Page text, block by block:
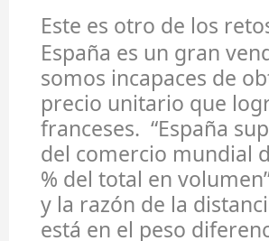
Este es otro de los
España es un gran
somos incapaces de
precio unitario que
franceses. “España
del comercio mundial
% del total en
y la razón de la
está en el peso